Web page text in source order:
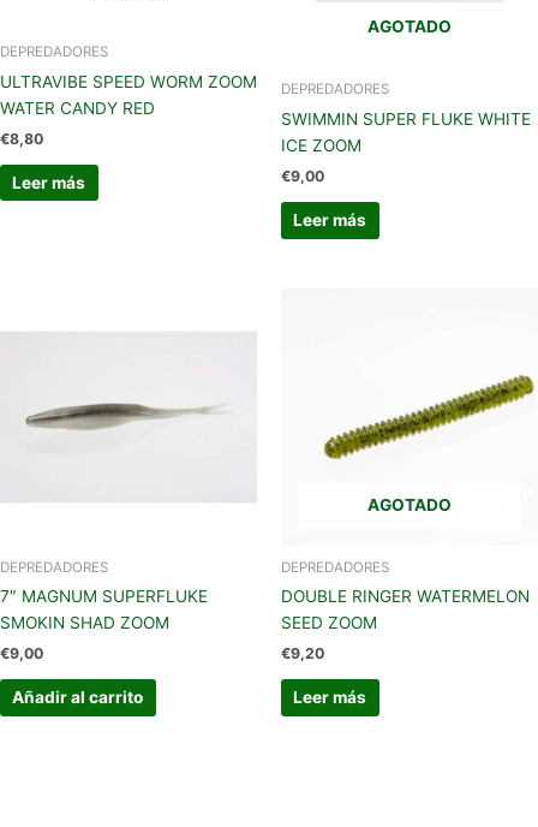
DEPREDADORES
ULTRAVIBE SPEED WORM ZOOM
WATER CANDY RED
€8,80
Leer más
AGOTADO
DEPREDADORES
SWIMMIN SUPER FLUKE WHITE
ICE ZOOM
€9,00
Leer más
DEPREDADORES
7″ MAGNUM SUPERFLUKE
SMOKIN SHAD ZOOM
€9,00
Añadir al carrito
AGOTADO
DEPREDADORES
DOUBLE RINGER WATERMELON
SEED ZOOM
€9,20
Leer más